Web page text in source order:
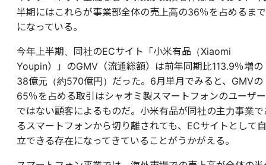
半期にはこれらが事業部全体の売上高の36％を占めるまで
になっている。
今年上半期、同社のECサイト「小米有品（Xiaomi
Youpin）」のGMV（流通総額）は前年同期比113.9％増の
38億元（約570億円）だった。6月単月でみると、GMVの
65％を占める取引はシャオミ製スマートフォンのユーザー
ではない顧客によるものだ。小米有品が同社の主力事業で
るスマートフォンから切り離されても、ECサイトとして自
立できる存在になってきていることがうかがえる。